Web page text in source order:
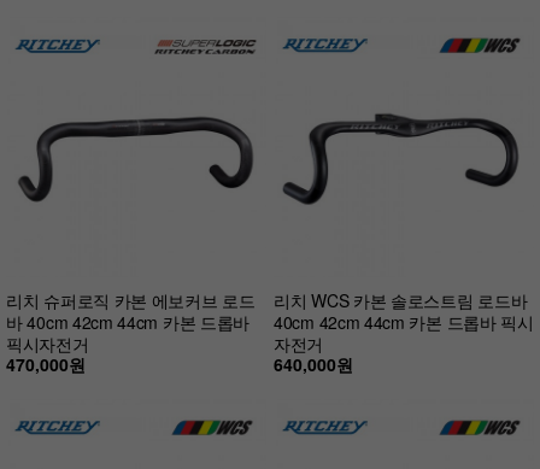
리치 슈퍼로직 카본 에보커브 로드
바 40cm 42cm 44cm 카본 드롭바
픽시자전거
470,000원
리치 WCS 카본 솔로스트림 로드바
40cm 42cm 44cm 카본 드롭바 픽시
자전거
640,000원